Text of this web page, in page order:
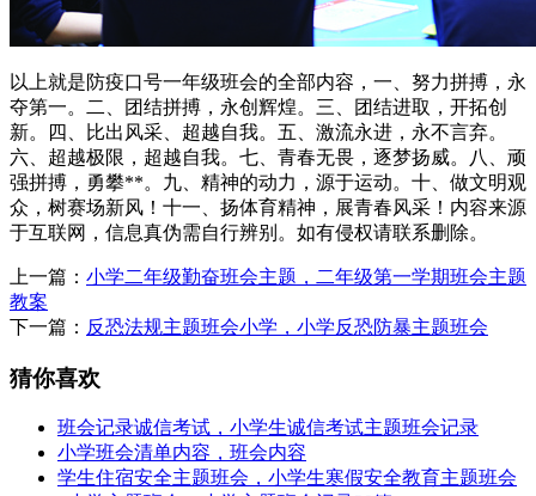
以上就是防疫口号一年级班会的全部内容，一、努力拼搏，永
夺第一。二、团结拼搏，永创辉煌。三、团结进取，开拓创
新。四、比出风采、超越自我。五、激流永进，永不言弃。
六、超越极限，超越自我。七、青春无畏，逐梦扬威。八、顽
强拼搏，勇攀**。九、精神的动力，源于运动。十、做文明观
众，树赛场新风！十一、扬体育精神，展青春风采！内容来源
于互联网，信息真伪需自行辨别。如有侵权请联系删除。
上一篇： 小学二年级勤奋班会主题，二年级第一学期班会主题
教案
下一篇： 反恐法规主题班会小学，小学反恐防暴主题班会
猜你喜欢
班会记录诚信考试，小学生诚信考试主题班会记录
小学班会清单内容，班会内容
学生住宿安全主题班会，小学生寒假安全教育主题班会